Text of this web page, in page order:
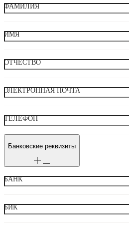
ФАМИЛИЯ
ИМЯ
ОТЧЕСТВО
ЭЛЕКТРОННАЯ ПОЧТА
ТЕЛЕФОН
Банковские реквизиты
БАНК
БИК